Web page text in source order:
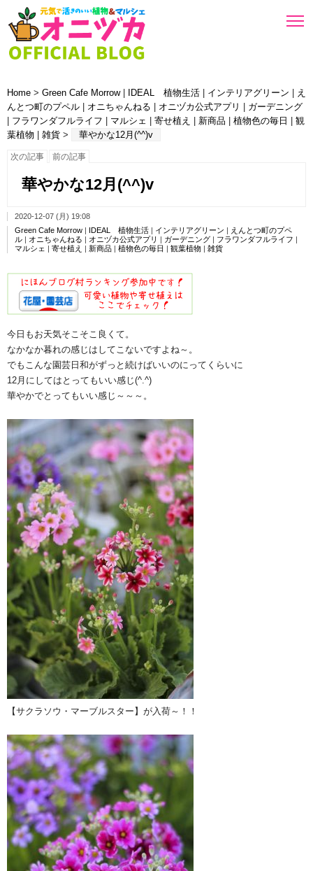
Home > Green Cafe Morrow| IDEAL 植物生活 インテリアグリーン
え
んとつ町のプペル
オニちゃんねる オニヅカ公式アプリ
ガーデニング
フラワンダフルライフ マルシェ 寄せ植え 新商品 植物色の毎日
観
葉植物
雑貨 > 華やかな12月(^^)v
次の記事 前の記事
華やかな12月(^^)v
2020-12-07 (月) 19:08
Green Cafe Morrow | IDEAL 植物生活 | インテリアグリーン | えんとつ町のプペ
ル | オニちゃんねる | オニヅカ公式アプリ | ガーデニング | フラワンダフルライフ |
マルシェ | 寄せ植え | 新商品 | 植物色の毎日 | 観葉植物 | 雑貨
今日もお天気そこそこ良くて。
なかなか暮れの感じはしてこないですよね～。
でもこんな園芸日和がずっと続けばいいのにってくらいに
12月にしてはとってもいい感じ(^.^)
華やかでとってもいい感じ～～～。
【サクラソウ・マーブルスター】が入荷～！！